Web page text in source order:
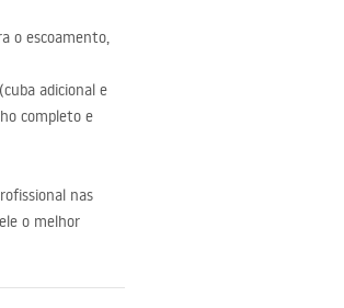
o escoamento,
adicional e
completo e
nas
o melhor